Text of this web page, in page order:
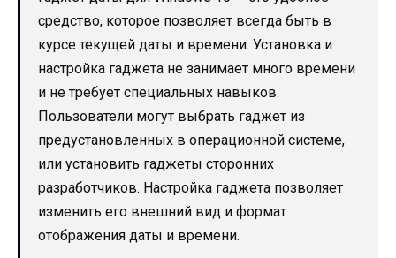
средство, которое позволяет всегда быть в
курсе текущей даты и времени. Установка и
настройка гаджета не занимает много времени
и не требует специальных навыков.
Пользователи могут выбрать гаджет из
предустановленных в операционной системе,
или установить гаджеты сторонних
разработчиков. Настройка гаджета позволяет
изменить его внешний вид и формат
отображения даты и времени.